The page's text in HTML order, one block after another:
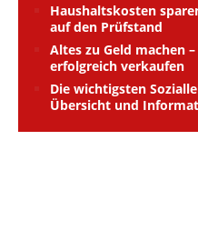
Haushaltskosten
auf den Prüfstand
Altes zu Geld machen
erfolgreich verkaufen
Die wichtigsten
Übersicht und